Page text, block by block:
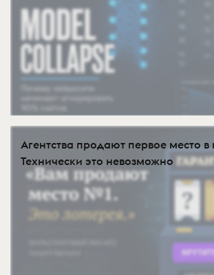
Агентства продают первое место в
Технически это невозможно